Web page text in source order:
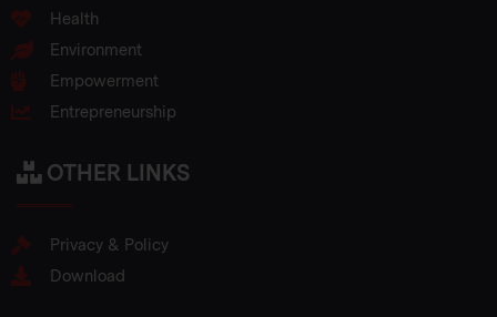
Health
Environment
Empowerment
Entrepreneurship
OTHER LINKS
Privacy & Policy
Download